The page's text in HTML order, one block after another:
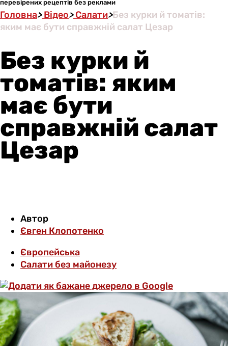
перевірених рецептів без реклами
Головна>Відео>Салати>Без курки й томатів:
яким має бути справжній салат Цезар
Без курки й
томатів: яким
має бути
справжній салат
Цезар
Автор
Євген Клопотенко
Європейська
Салати без майонезу